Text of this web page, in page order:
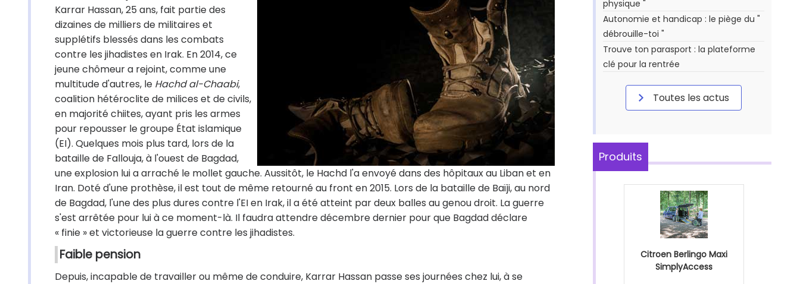
Karrar Hassan, 25 ans, fait partie des
dizaines de milliers de militaires et
supplétifs blessés dans les combats
contre les jihadistes en Irak. En 2014, ce
jeune chômeur a rejoint, comme une
multitude d'autres, le Hachd al-Chaabi,
coalition hétéroclite de milices et de civils,
en majorité chiites, ayant pris les armes
pour repousser le groupe État islamique
(EI). Quelques mois plus tard, lors de la
bataille de Fallouja, à l'ouest de Bagdad,
une explosion lui a arraché le mollet gauche. Aussitôt, le Hachd l'a envoyé dans des hôpitaux au Liban et en
Iran. Doté d'une prothèse, il est tout de même retourné au front en 2015. Lors de la bataille de Baïji, au nord
de Bagdad, l'une des plus dures contre l'EI en Irak, il a été atteint par deux balles au genou droit. La guerre
s'est arrêtée pour lui à ce moment-là. Il faudra attendre décembre dernier pour que Bagdad déclare
« finie » et victorieuse la guerre contre les jihadistes.
Faible pension
Depuis, incapable de travailler ou même de conduire, Karrar Hassan passe ses journées chez lui, à se
physique "
Autonomie et handicap : le piège du "
débrouille-toi "
Trouve ton parasport : la plateforme
clé pour la rentrée
Toutes les actus
Produits
Citroen Berlingo Maxi
SimplyAccess